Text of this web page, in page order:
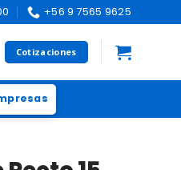
+56 9 7565 9625
Cotizaciones